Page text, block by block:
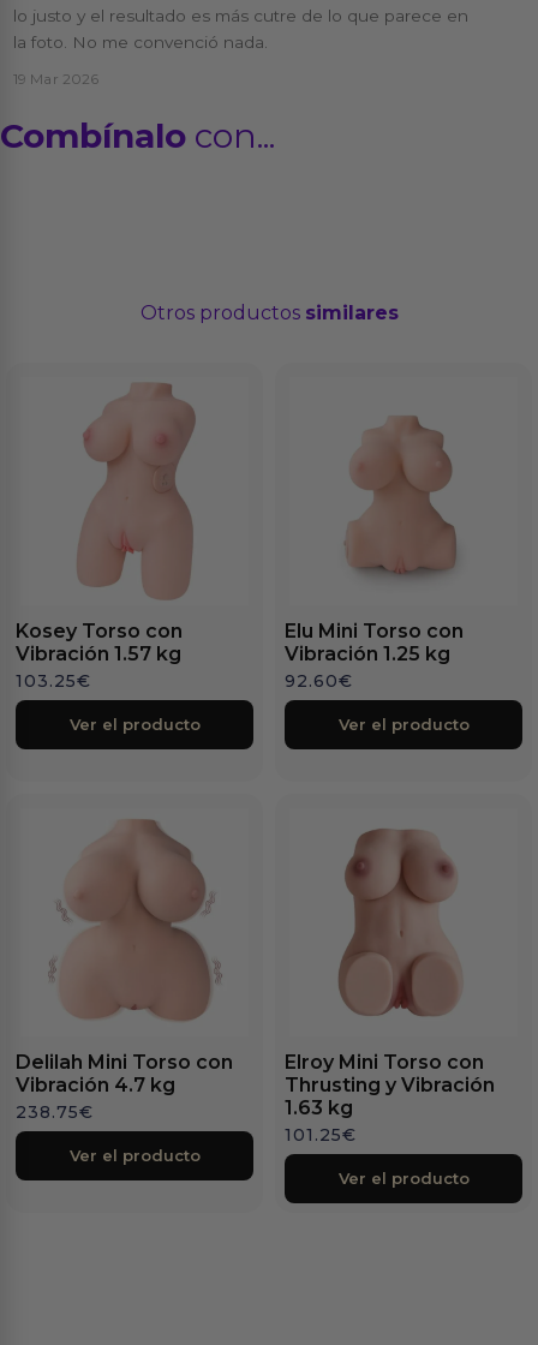
lo justo y el resultado es más cutre de lo que parece en
la foto. No me convenció nada.
19 Mar 2026
Combínalo con...
Otros productos similares
Kosey Torso con
Vibración 1.57 kg
103.25€
Ver el producto
Elu Mini Torso con
Vibración 1.25 kg
92.60€
Ver el producto
Delilah Mini Torso con
Vibración 4.7 kg
238.75€
Ver el producto
Elroy Mini Torso con
Thrusting y Vibración
1.63 kg
101.25€
Ver el producto